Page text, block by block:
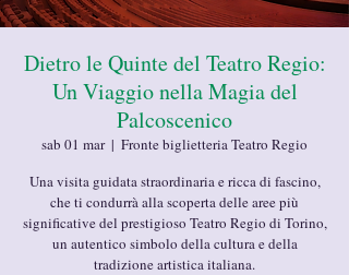
Dietro le Quinte del Teatro Regio:
Un Viaggio nella Magia del
Palcoscenico
sab 01 mar
  |
Fronte biglietteria Teatro Regio
Una visita guidata straordinaria e ricca di fascino,
che ti condurrà alla scoperta delle aree più
significative del prestigioso Teatro Regio di Torino,
un autentico simbolo della cultura e della
tradizione artistica italiana.